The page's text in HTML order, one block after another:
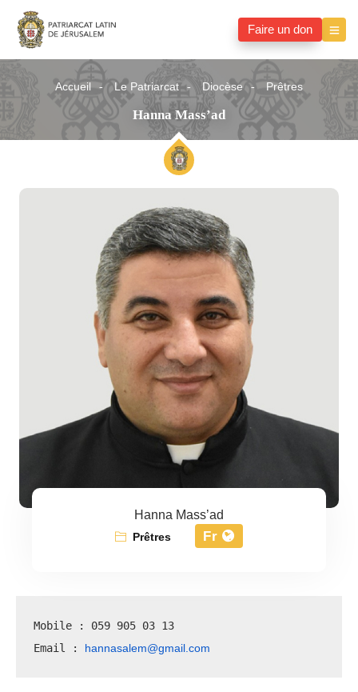
Faire un don
Accueil Le Patriarcat Diocèse Prêtres
Hanna Mass’ad
Hanna Mass’ad
Prêtres Fr
Mobile : 059 905 03 13
Email : hannasalem@gmail.com